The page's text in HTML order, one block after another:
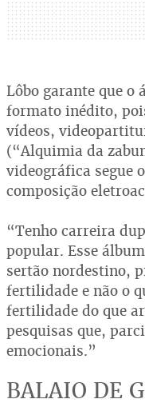
Lôbo garante que
formato inédito,
vídeos,
(“Alquimia da
videográfica segue
composição
“Tenho carreira
popular. Esse
sertão nordestino,
fertilidade e não o
fertilidade do que
pesquisas que,
emocionais.”
BALAIO DE